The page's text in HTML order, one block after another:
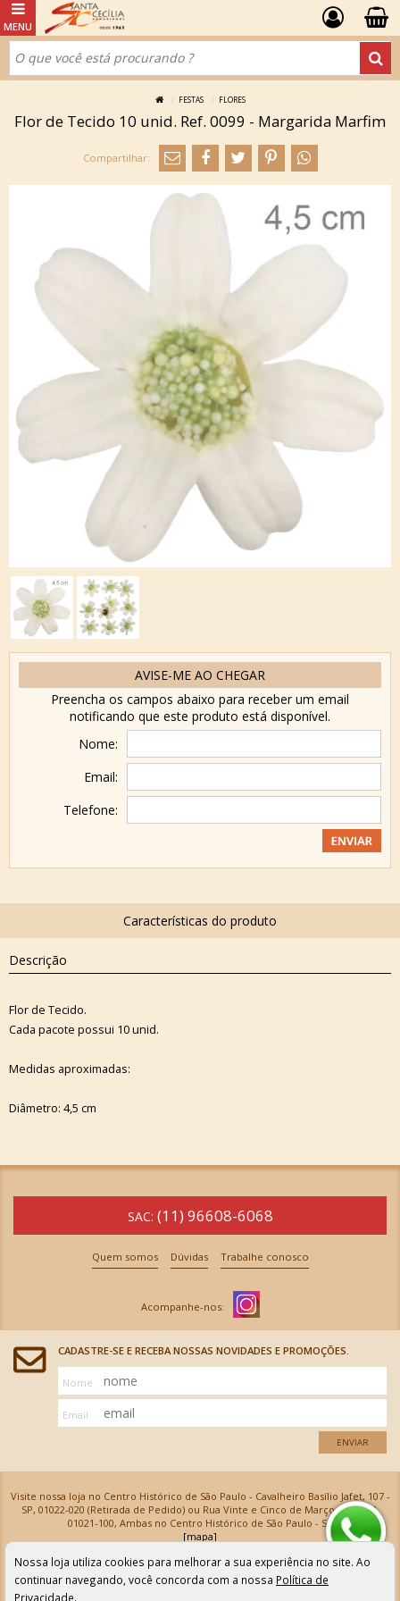
FESTAS FLORES
Flor de Tecido 10 unid. Ref. 0099 - Margarida Marfim
AVISE-ME AO CHEGAR
Preencha os campos abaixo para receber um email
notificando que este produto está disponível.
Nome:
Email:
Telefone:
Descrição
Flor de Tecido.
Cada pacote possui 10 unid.
Medidas aproximadas:
Diâmetro: 4,5 cm
SAC: (11) 96608-6068
Quem somos Dúvidas Trabalhe conosco
CADASTRE-SE E RECEBA NOSSAS NOVIDADES E PROMOÇÕES.
Nome
Email
ENVIAR
Visite nossa loja no Centro Histórico de São Paulo - Cavalheiro Basílio Jafet, 107 -
SP, 01022-020 (Retirada de Pedido) ou Rua Vinte e Cinco de Março, 576 - SP,
01021-100, Ambas no Centro Histórico de São Paulo - SP
[mapa]
Armarinhos Santa Cecília Ltda | CNPJ: 61.069.639/0001-18
Os preços e as condições de pagamento apresentadas na loja virtual não valem para nossa loja física e
podem sofrer alterações sem aviso prévio. Vendas com cartão de crédito sujeitas a análise e
confirmação de dados.
Nossa loja utiliza cookies para melhorar a sua experiência no site. Ao
continuar navegando, você concorda com a nossa Política de
Privacidade.